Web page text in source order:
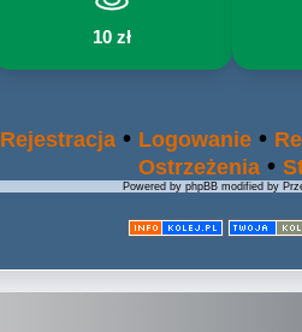
10 zł
Rejestracja • Logowanie •
Ostrzeżenia •
Powered by phpBB modified by